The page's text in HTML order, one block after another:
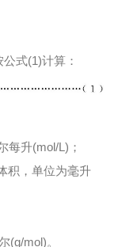
式(1)计算：
升(mol/L)；
积，单位为毫升
(g/mol)。